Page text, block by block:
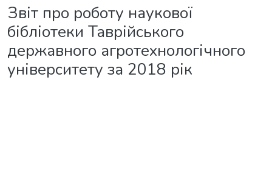
Звіт про роботу наукової
бібліотеки Таврійського
державного агротехнологічного
університету за 2018 рік